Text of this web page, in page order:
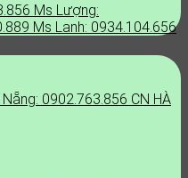
Ms Lượng:
Ms Lanh: 0934.104.656
0902.763.856 CN HÀ